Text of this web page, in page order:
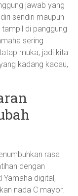
jawab yang
sendiri maupun
di panggung
sering
muka, jadi kita
kadang kacau,
rasa
dengan
Yamaha digital,
nada C mayor.